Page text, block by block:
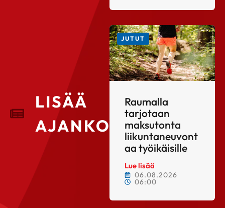
LISÄÄ
AJANKOHTAISTA
JUTUT
Raumalla
tarjotaan
maksutonta
liikuntaneuvont
aa työikäisille
Lue lisää
06.08.2026
06:00